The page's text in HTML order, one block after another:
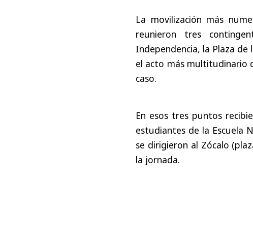
La movilización más
reunieron tres
Independencia, la Plaza
el acto más multitudinario
caso.
En esos tres puntos
estudiantes de la Escuela
se dirigieron al Zócalo
la jornada.